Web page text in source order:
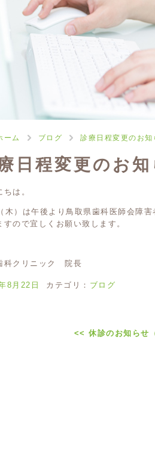
ーム ブログ 診療日程変更のお知
日程変更のお知
ちは。
木）は午後より鳥取県歯科医師会障
すので宜しくお願い致します。
科クリニック 院長
8月22日 カテゴリ： ブログ
<< 休診のお知らせ